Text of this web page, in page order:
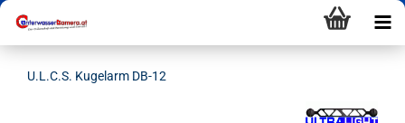
U.L.C.S. Kugelarm DB-12